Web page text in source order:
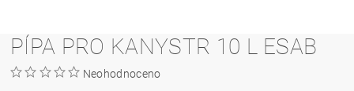
PÍPA PRO KANYSTR 10 L ESAB
Neohodnoceno